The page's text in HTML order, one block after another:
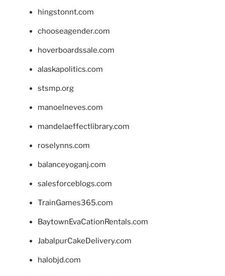
hingstonnt.com
chooseagender.com
hoverboardssale.com
alaskapolitics.com
stsmp.org
manoelneves.com
mandelaeffectlibrary.com
roselynns.com
balanceyoganj.com
salesforceblogs.com
TrainGames365.com
BaytownEvaCationRentals.com
JabalpurCakeDelivery.com
halobjd.com